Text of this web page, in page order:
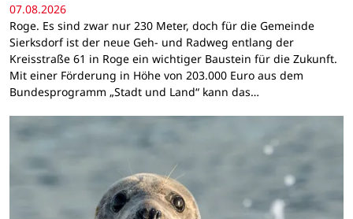
07.08.2026
Roge. Es sind zwar nur 230 Meter, doch für die Gemeinde
Sierksdorf ist der neue Geh- und Radweg entlang der
Kreisstraße 61 in Roge ein wichtiger Baustein für die Zukunft.
Mit einer Förderung in Höhe von 203.000 Euro aus dem
Bundesprogramm „Stadt und Land“ kann das…